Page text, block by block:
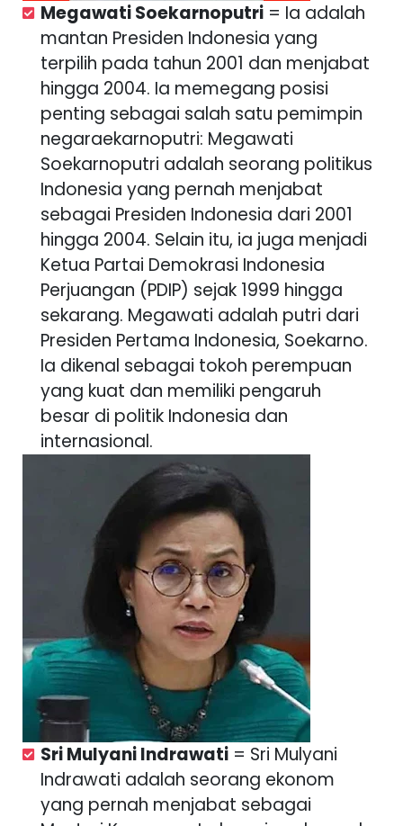
Megawati Soekarnoputri = Ia adalah
mantan Presiden Indonesia yang
terpilih pada tahun 2001 dan menjabat
hingga 2004. Ia memegang posisi
penting sebagai salah satu pemimpin
negaraekarnoputri: Megawati
Soekarnoputri adalah seorang politikus
Indonesia yang pernah menjabat
sebagai Presiden Indonesia dari 2001
hingga 2004. Selain itu, ia juga menjadi
Ketua Partai Demokrasi Indonesia
Perjuangan (PDIP) sejak 1999 hingga
sekarang. Megawati adalah putri dari
Presiden Pertama Indonesia, Soekarno.
Ia dikenal sebagai tokoh perempuan
yang kuat dan memiliki pengaruh
besar di politik Indonesia dan
internasional.
Sri Mulyani Indrawati = Sri Mulyani
Indrawati adalah seorang ekonom
yang pernah menjabat sebagai